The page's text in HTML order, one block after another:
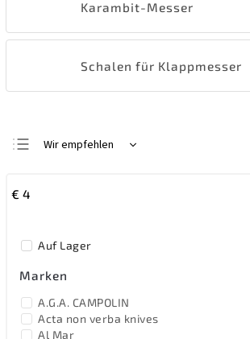
Karambit-Messer
Schalen für Klappmesser
Wir empfehlen
Alphabetisch
€ 4
Auf Lager
Marken
A.G.A. CAMPOLIN
Acta non verba knives
Al Mar